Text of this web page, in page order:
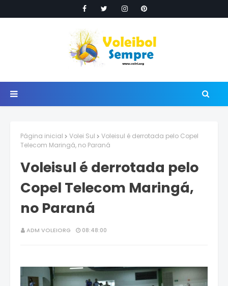
Página inicial Volei Sul
Voleisul é derrotada pelo Copel
Telecom Maringá, no Paraná
Voleisul é derrotada pelo
Copel Telecom Maringá,
no Paraná
ADM VOLEIORG 08:48:00